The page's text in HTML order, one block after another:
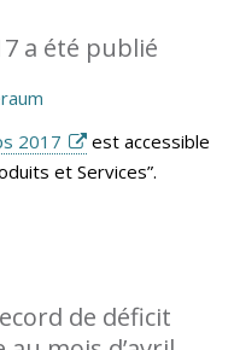
a été publié
2017
est accessible
et Services”.
de déficit